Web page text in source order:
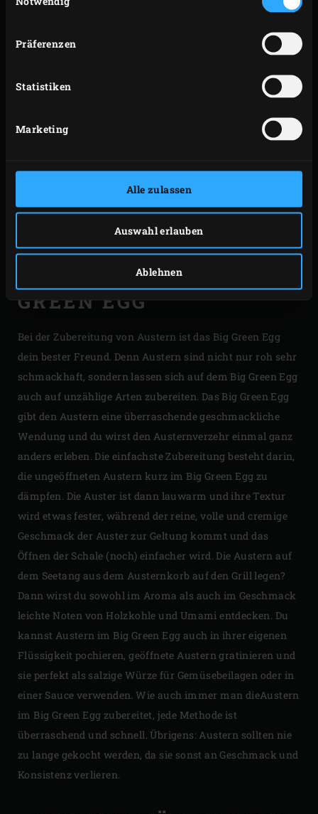
Präferenzen
Statistiken
Marketing
Alle zulassen
Auswahl erlauben
Ablehnen
AUSTERN AUS DEM BIG
GREEN EGG
Bei der Zubereitung von Austern ist das Big Green Egg
dein bester Freund. Denn Austern sind nicht nur roh sehr
schmackhaft, sondern lassen sich auf dem Big Green Egg
auch auf unzählige Arten zubereiten. Das Big Green Egg
gibt den Austern eine überraschende geschmackliche
Wendung und du wirst den Austernverzehr einmal ganz
anders erleben. Die einfachste Zubereitung besteht darin,
die ungeöffneten Austern kurz im Big Green Egg zu
dämpfen. Die Auster ist dann lauwarm und ihre Textur
wird etwas fester, während der reine, volle und cremige
Geschmack der Auster zur Geltung kommt und das
Öffnen der Schale (noch) einfacher wird. Die Austern auf
dem Seetang aus dem Austernkorb auf den Grill legen?
Dann wirst du sowohl im Aroma als auch im Geschmack
leichte Noten von Holzkohle und Umami entdecken. Du
kannst Austern im Big Green Egg auch in ihrer eigenen
Flüssigkeit pochieren, geöffnete Austern gratinieren und
sie perfekt als salzige Würze für Gemüsebeilagen oder in
einer Sauce verwenden. Wie auch immer man dieAustern
im Big Green Egg zubereitet, jede Methode ist
überraschend und schnell. Übrigens: Austern sollten nie
zu lange gekocht werden, da sie sonst an Geschmack und
Konsistenz verlieren.